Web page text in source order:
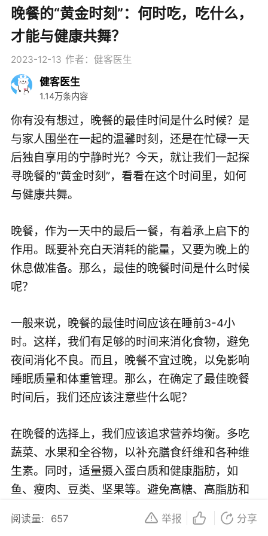
晚餐的“黄金时刻”：何时吃，吃什么，
才能与健康共舞？
2023-12-13 作者：健客医生
健客医生
1.14万条内容
你有没有想过，晚餐的最佳时间是什么时候？是
与家人围坐在一起的温馨时刻，还是在忙碌一天
后独自享用的宁静时光？今天，就让我们一起探
寻晚餐的“黄金时刻”，看看在这个时间里，如何
与健康共舞。
晚餐，作为一天中的最后一餐，有着承上启下的
作用。既要补充白天消耗的能量，又要为晚上的
休息做准备。那么，最佳的晚餐时间是什么时候
呢？
一般来说，晚餐的最佳时间应该在睡前3-4小
时。这样，我们有足够的时间来消化食物，避免
夜间消化不良。而且，晚餐不宜过晚，以免影响
睡眠质量和体重管理。那么，在确定了最佳晚餐
时间后，我们还应该注意些什么呢？
在晚餐的选择上，我们应该追求营养均衡。多吃
蔬菜、水果和全谷物，以补充膳食纤维和各种维
生素。同时，适量摄入蛋白质和健康脂肪，如
鱼、瘦肉、豆类、坚果等。避免高糖、高脂肪和
高盐食物，以降低患心血管疾病的风险。
阅读量: 657 举报 分享